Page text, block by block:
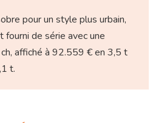
pour un style plus urbain,
fourni de série avec une
affiché à 92.559 € en 3,5 t
t.